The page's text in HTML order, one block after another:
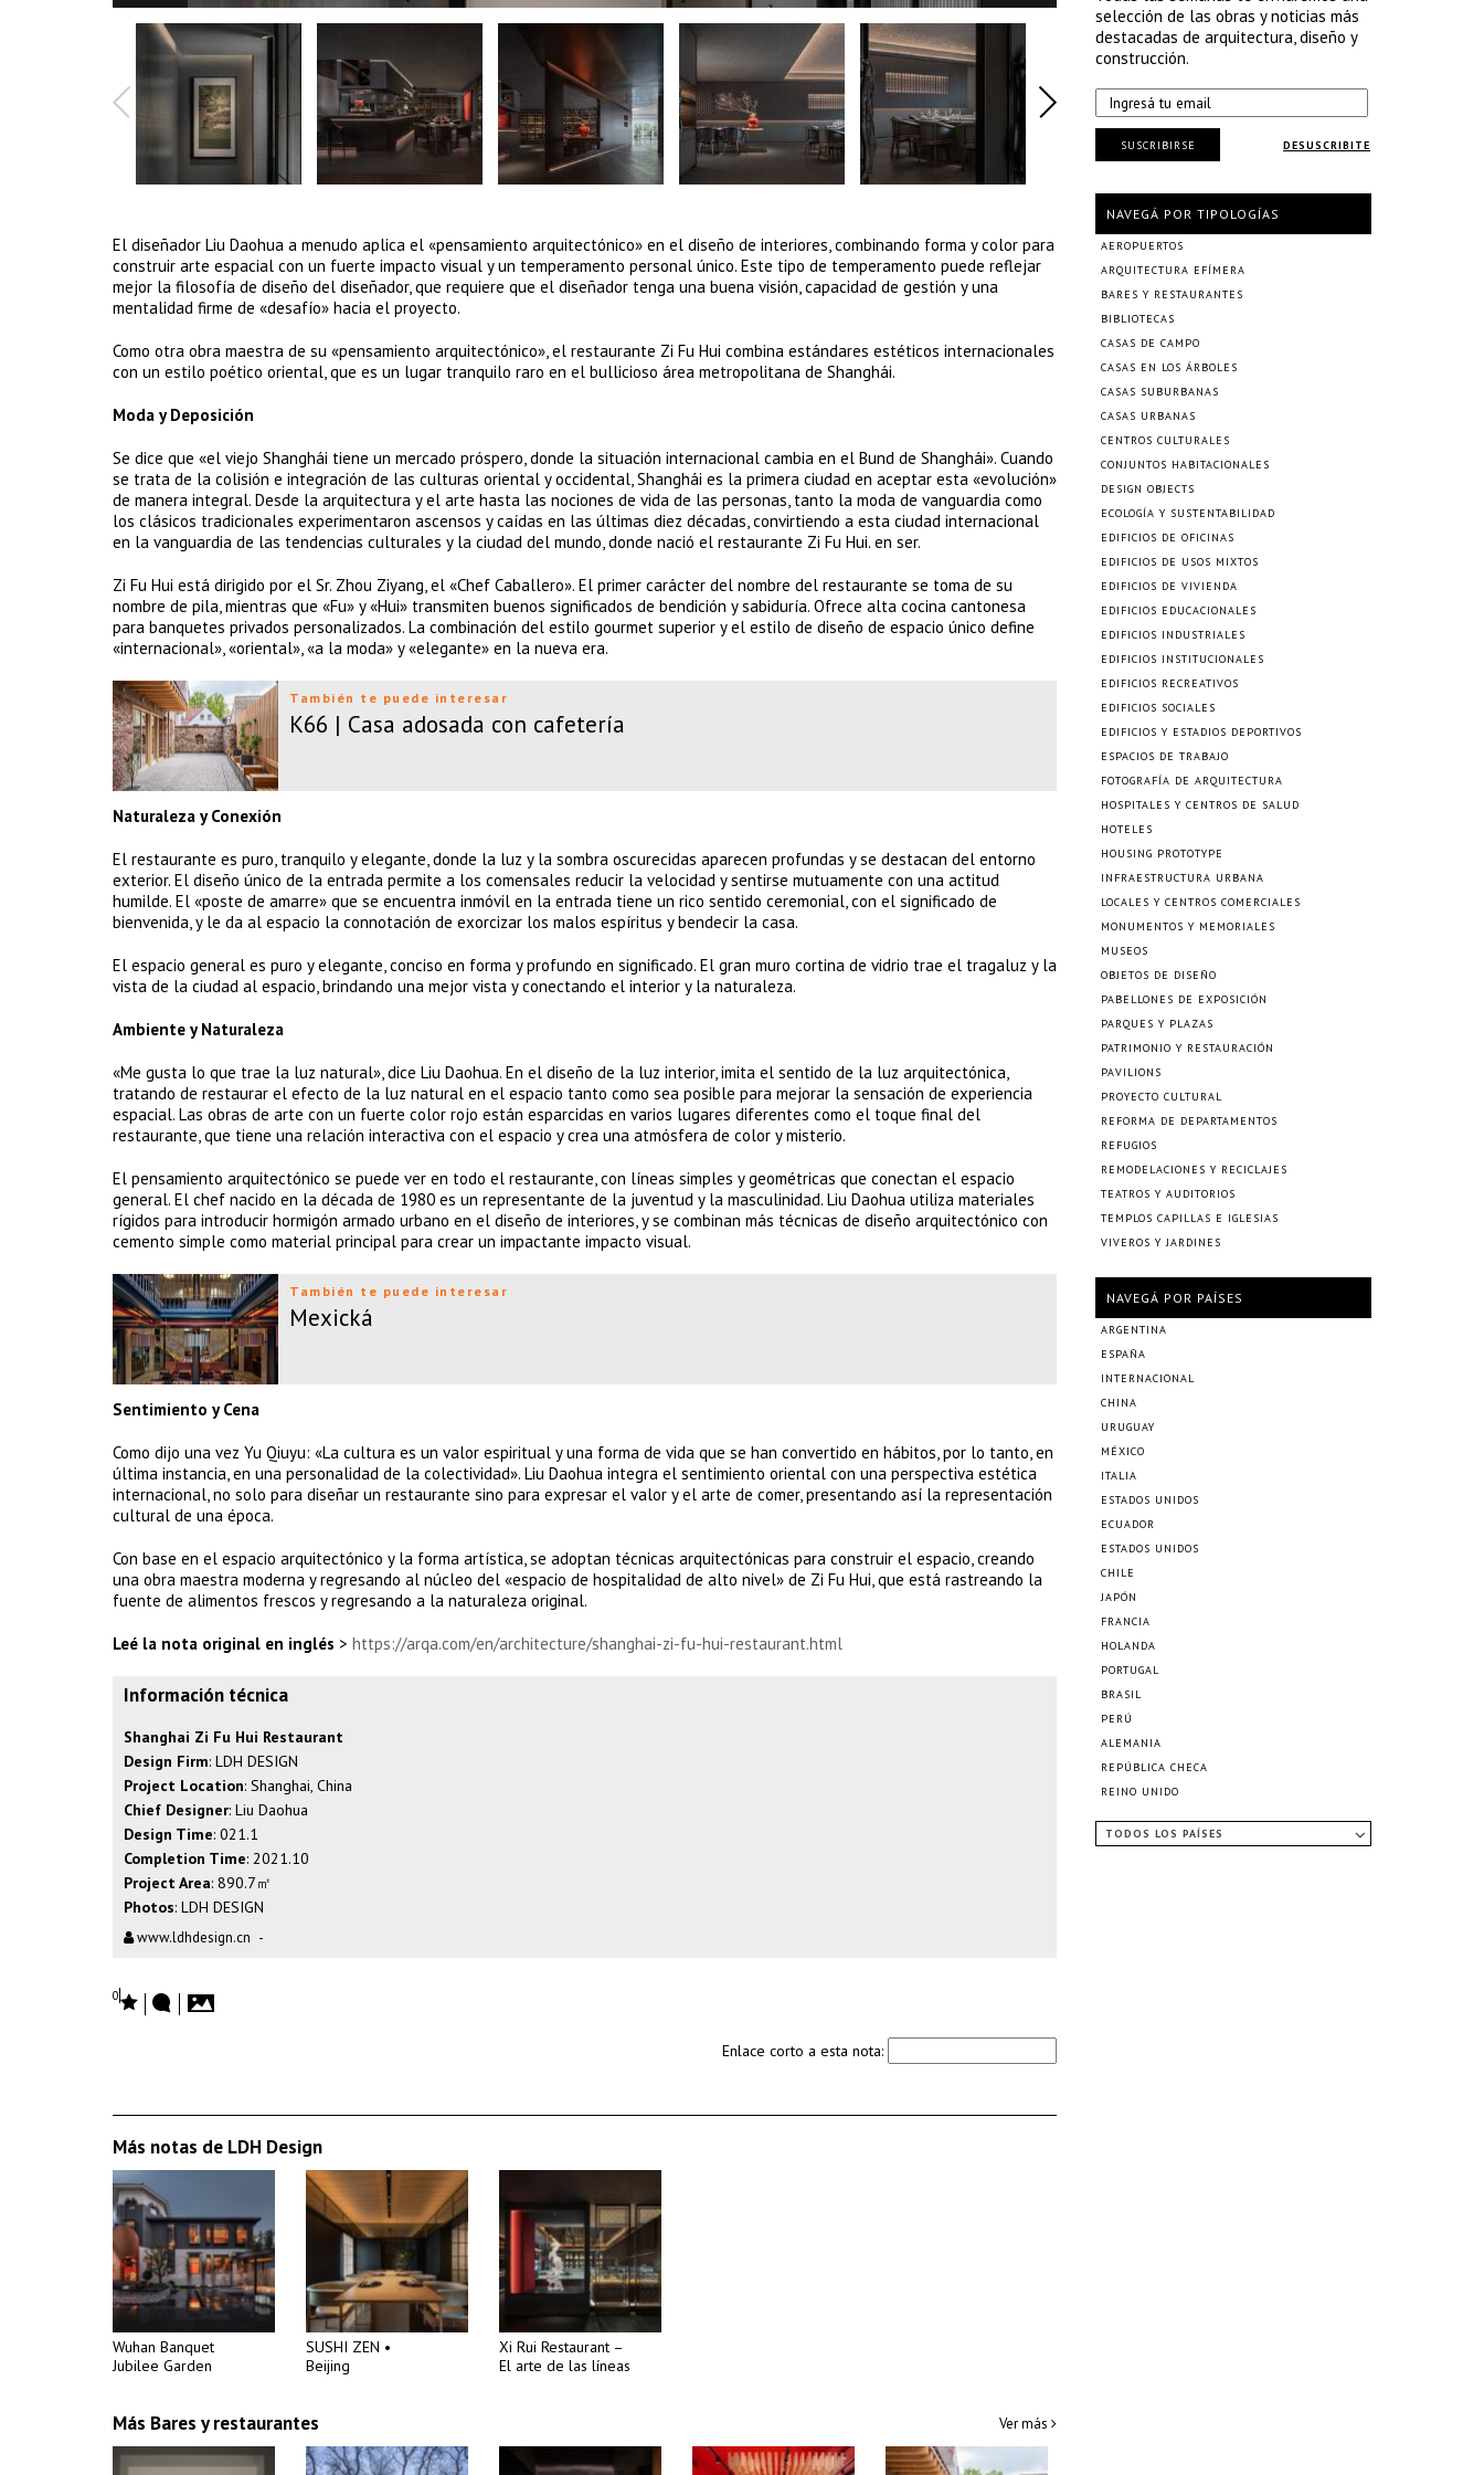
El diseñador Liu Daohua a menudo aplica el «pensamiento arquitectónico» en el diseño de interiores, combinando forma y color para
construir arte espacial con un fuerte impacto visual y un temperamento personal único. Este tipo de temperamento puede reflejar
mejor la filosofía de diseño del diseñador, que requiere que el diseñador tenga una buena visión, capacidad de gestión y una
mentalidad firme de «desafío» hacia el proyecto.
Como otra obra maestra de su «pensamiento arquitectónico», el restaurante Zi Fu Hui combina estándares estéticos internacionales
con un estilo poético oriental, que es un lugar tranquilo raro en el bullicioso área metropolitana de Shanghái.
Moda y Deposición
Se dice que «el viejo Shanghái tiene un mercado próspero, donde la situación internacional cambia en el Bund de Shanghái». Cuando
se trata de la colisión e integración de las culturas oriental y occidental, Shanghái es la primera ciudad en aceptar esta «evolución»
de manera integral. Desde la arquitectura y el arte hasta las nociones de vida de las personas, tanto la moda de vanguardia como
los clásicos tradicionales experimentaron ascensos y caídas en las últimas diez décadas, convirtiendo a esta ciudad internacional
en la vanguardia de las tendencias culturales y la ciudad del mundo, donde nació el restaurante Zi Fu Hui. en ser.
Zi Fu Hui está dirigido por el Sr. Zhou Ziyang, el «Chef Caballero». El primer carácter del nombre del restaurante se toma de su
nombre de pila, mientras que «Fu» y «Hui» transmiten buenos significados de bendición y sabiduría. Ofrece alta cocina cantonesa
para banquetes privados personalizados. La combinación del estilo gourmet superior y el estilo de diseño de espacio único define
«internacional», «oriental», «a la moda» y «elegante» en la nueva era.
También te puede interesar
K66 | Casa adosada con cafetería
Naturaleza y Conexión
El restaurante es puro, tranquilo y elegante, donde la luz y la sombra oscurecidas aparecen profundas y se destacan del entorno
exterior. El diseño único de la entrada permite a los comensales reducir la velocidad y sentirse mutuamente con una actitud
humilde. El «poste de amarre» que se encuentra inmóvil en la entrada tiene un rico sentido ceremonial, con el significado de
bienvenida, y le da al espacio la connotación de exorcizar los malos espíritus y bendecir la casa.
El espacio general es puro y elegante, conciso en forma y profundo en significado. El gran muro cortina de vidrio trae el tragaluz y la
vista de la ciudad al espacio, brindando una mejor vista y conectando el interior y la naturaleza.
Ambiente y Naturaleza
«Me gusta lo que trae la luz natural», dice Liu Daohua. En el diseño de la luz interior, imita el sentido de la luz arquitectónica,
tratando de restaurar el efecto de la luz natural en el espacio tanto como sea posible para mejorar la sensación de experiencia
espacial. Las obras de arte con un fuerte color rojo están esparcidas en varios lugares diferentes como el toque final del
restaurante, que tiene una relación interactiva con el espacio y crea una atmósfera de color y misterio.
El pensamiento arquitectónico se puede ver en todo el restaurante, con líneas simples y geométricas que conectan el espacio
general. El chef nacido en la década de 1980 es un representante de la juventud y la masculinidad. Liu Daohua utiliza materiales
rígidos para introducir hormigón armado urbano en el diseño de interiores, y se combinan más técnicas de diseño arquitectónico con
cemento simple como material principal para crear un impactante impacto visual.
También te puede interesar
Mexická
Sentimiento y Cena
Como dijo una vez Yu Qiuyu: «La cultura es un valor espiritual y una forma de vida que se han convertido en hábitos, por lo tanto, en
última instancia, en una personalidad de la colectividad». Liu Daohua integra el sentimiento oriental con una perspectiva estética
internacional, no solo para diseñar un restaurante sino para expresar el valor y el arte de comer, presentando así la representación
cultural de una época.
Con base en el espacio arquitectónico y la forma artística, se adoptan técnicas arquitectónicas para construir el espacio, creando
una obra maestra moderna y regresando al núcleo del «espacio de hospitalidad de alto nivel» de Zi Fu Hui, que está rastreando la
fuente de alimentos frescos y regresando a la naturaleza original.
Leé la nota original en inglés > https://arqa.com/en/architecture/shanghai-zi-fu-hui-restaurant.html
Información técnica
Shanghai Zi Fu Hui Restaurant
Design Firm: LDH DESIGN
Project Location: Shanghai, China
Chief Designer: Liu Daohua
Design Time: 021.1
Completion Time: 2021.10
Project Area: 890.7㎡
Photos: LDH DESIGN
www.ldhdesign.cn -
0
Enlace corto a esta nota:
Más notas de LDH Design
Wuhan Banquet
Jubilee Garden
SUSHI ZEN •
Beijing
Xi Rui Restaurant –
El arte de las líneas
Más Bares y restaurantes Ver más
selección de las obras y noticias más
destacadas de arquitectura, diseño y
construcción.
DESUSCRIBITE
SUSCRIBIRSE
NAVEGÁ POR TIPOLOGÍAS
AEROPUERTOS
ARQUITECTURA EFÍMERA
BARES Y RESTAURANTES
BIBLIOTECAS
CASAS DE CAMPO
CASAS EN LOS ÁRBOLES
CASAS SUBURBANAS
CASAS URBANAS
CENTROS CULTURALES
CONJUNTOS HABITACIONALES
DESIGN OBJECTS
ECOLOGÍA Y SUSTENTABILIDAD
EDIFICIOS DE OFICINAS
EDIFICIOS DE USOS MIXTOS
EDIFICIOS DE VIVIENDA
EDIFICIOS EDUCACIONALES
EDIFICIOS INDUSTRIALES
EDIFICIOS INSTITUCIONALES
EDIFICIOS RECREATIVOS
EDIFICIOS SOCIALES
EDIFICIOS Y ESTADIOS DEPORTIVOS
ESPACIOS DE TRABAJO
FOTOGRAFÍA DE ARQUITECTURA
HOSPITALES Y CENTROS DE SALUD
HOTELES
HOUSING PROTOTYPE
INFRAESTRUCTURA URBANA
LOCALES Y CENTROS COMERCIALES
MONUMENTOS Y MEMORIALES
MUSEOS
OBJETOS DE DISEÑO
PABELLONES DE EXPOSICIÓN
PARQUES Y PLAZAS
PATRIMONIO Y RESTAURACIÓN
PAVILIONS
PROYECTO CULTURAL
REFORMA DE DEPARTAMENTOS
REFUGIOS
REMODELACIONES Y RECICLAJES
TEATROS Y AUDITORIOS
TEMPLOS CAPILLAS E IGLESIAS
VIVEROS Y JARDINES
NAVEGÁ POR PAÍSES
ARGENTINA
ESPAÑA
INTERNACIONAL
CHINA
URUGUAY
MÉXICO
ITALIA
ESTADOS UNIDOS
ECUADOR
ESTADOS UNIDOS
CHILE
JAPÓN
FRANCIA
HOLANDA
PORTUGAL
BRASIL
PERÚ
ALEMANIA
REPÚBLICA CHECA
REINO UNIDO
TODOS LOS PAÍSES